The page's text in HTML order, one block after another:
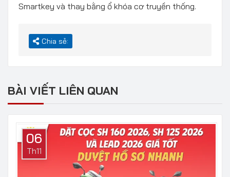
Smartkey và thay bằng ổ khóa cơ truyền thống.
Chia sẻ:
BÀI VIẾT LIÊN QUAN
06
Th11